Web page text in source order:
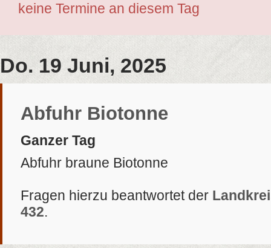
keine Termine an diesem Tag
Do. 19 Juni, 2025
Abfuhr Biotonne
Ganzer Tag
Abfuhr braune Biotonne
Fragen hierzu beantwortet der
432.